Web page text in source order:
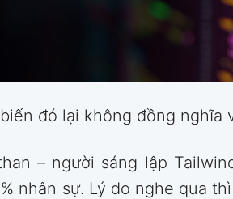
đó lại không đồng nghĩa
– người sáng lập
nhân sự. Lý do nghe qua